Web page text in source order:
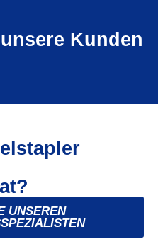
Kunden
UNSEREN